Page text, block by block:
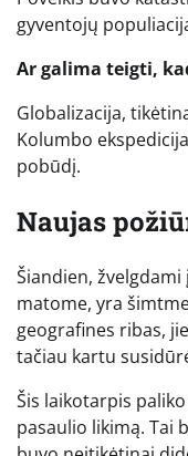
gyventojų
Ar galima teigti,
Globalizacija,
Kolumbo
pobūdį.
Naujas
Šiandien,
matome, yra
geografines ribas,
tačiau kartu
Šis laikotarpis
pasaulio likimą. Tai